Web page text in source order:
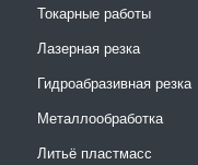
Токарные работы
Лазерная резка
Гидроабразивная резка
Металлообработка
Литьё пластмасс